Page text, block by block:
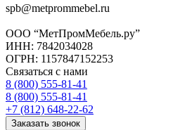
spb@metprommebel.ru
ООО “МетПромМебель.ру”
ИНН: 7842034028
ОГРН: 1157847152253
Связаться с нами
8 (800) 555-81-41
8 (800) 555-81-41
+7 (812) 648-22-62
Заказать звонок